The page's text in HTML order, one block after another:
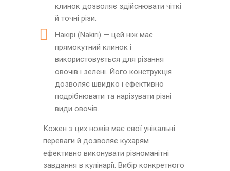
клинок дозволяє здійснювати чіткі
й точні різи.
Накірі (Nakiri) — цей ніж має
прямокутний клинок і
використовується для різання
овочів і зелені. Його конструкція
дозволяє швидко і ефективно
подрібнювати та нарізувати різні
види овочів.
Кожен з цих ножів має свої унікальні
переваги й дозволяє кухарям
ефективно виконувати різноманітні
завдання в кулінарії. Вибір конкретного